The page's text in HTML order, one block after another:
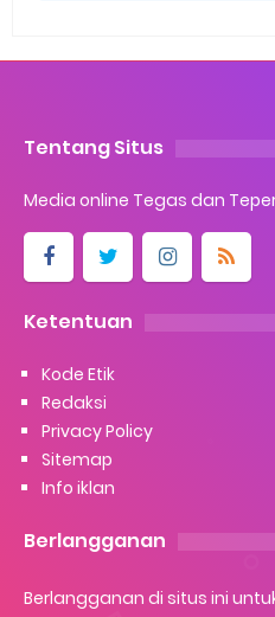
Tentang Situs
Media online Tegas dan
Ketentuan
Kode Etik
Redaksi
Privacy Policy
Sitemap
Info iklan
Berlangganan
Berlangganan di situs ini